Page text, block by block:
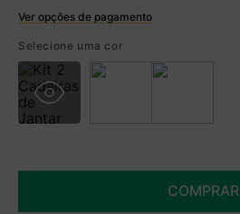
Ver opções de pagamento
R$ 569,99 à vista no Boleto
( 5 % de desconto)
Você economiza
Selecione uma cor
COMPRAR